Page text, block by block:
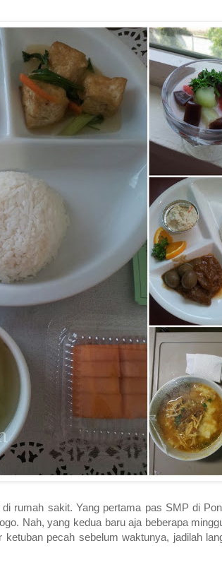
rumah sakit. Yang pertama pas SMP di
Nah, yang kedua baru aja beberapa
pecah sebelum waktunya, jadilah